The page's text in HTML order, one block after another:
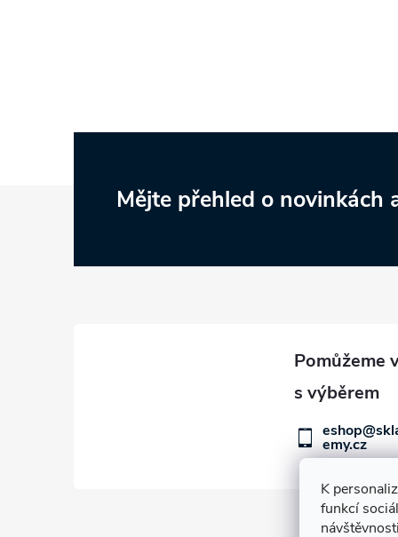
K
funkcí
Mějte přehled o novinkách
emy.cz